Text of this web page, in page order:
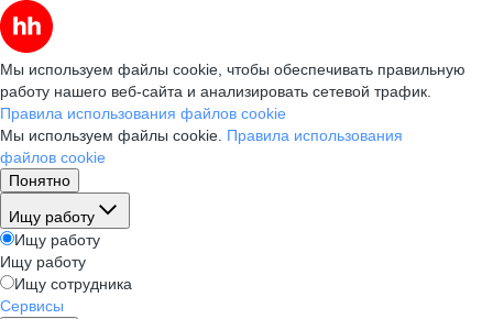
Мы используем файлы cookie, чтобы обеспечивать правильную
работу нашего веб-сайта и анализировать сетевой трафик.
Правила использования файлов cookie
Мы используем файлы cookie. Правила использования
файлов cookie
Понятно
Ищу работу
Ищу работу
Ищу работу
Ищу сотрудника
Сервисы